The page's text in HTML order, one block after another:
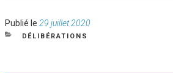
Publié le Publié
le
29 juillet 2020
CATÉGORIES
DÉLIBÉRATIONS